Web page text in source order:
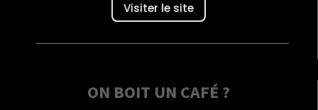
Visiter le site
ON BOIT UN CAFÉ ?